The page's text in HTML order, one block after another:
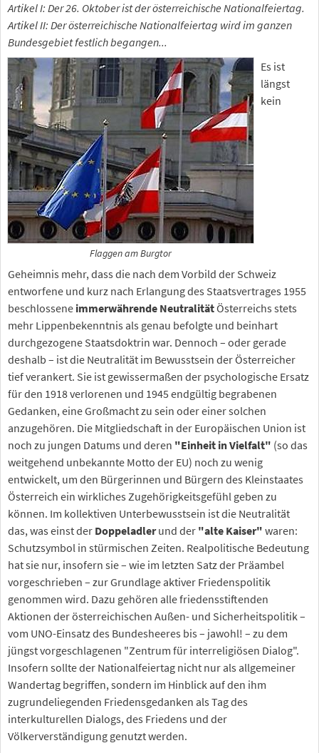
Artikel I: Der 26. Oktober ist der österreichische Nationalfeiertag.
Artikel II: Der österreichische Nationalfeiertag wird im ganzen
Bundesgebiet festlich begangen...
Flaggen am Burgtor
Es ist
längst
kein
Geheimnis mehr, dass die nach dem Vorbild der Schweiz
entworfene und kurz nach Erlangung des Staatsvertrages 1955
beschlossene immerwährende NeutralitätÖsterreichs stets
mehr Lippenbekenntnis als genau befolgte und beinhart
durchgezogene Staatsdoktrin war. Dennoch – oder gerade
deshalb – ist die Neutralität im Bewusstsein der Österreicher
tief verankert. Sie ist gewissermaßen der psychologische Ersatz
für den 1918 verlorenen und 1945 endgültig begrabenen
Gedanken, eine Großmacht zu sein oder einer solchen
anzugehören. Die Mitgliedschaft in der Europäischen Union ist
noch zu jungen Datums und deren "Einheit in Vielfalt" (so das
weitgehend unbekannte Motto der EU) noch zu wenig
entwickelt, um den Bürgerinnen und Bürgern des Kleinstaates
Österreich ein wirkliches Zugehörigkeitsgefühl geben zu
können. Im kollektiven Unterbewusstsein ist die Neutralität
das, was einst der Doppeladlerund der "alte Kaiser" waren:
Schutzsymbol in stürmischen Zeiten. Realpolitische Bedeutung
hat sie nur, insofern sie – wie im letzten Satz der Präambel
vorgeschrieben – zur Grundlage aktiver Friedenspolitik
genommen wird. Dazu gehören alle friedensstiftenden
Aktionen der österreichischen Außen- und Sicherheitspolitik –
vom UNO-Einsatz des Bundesheeres bis – jawohl! – zu dem
jüngst vorgeschlagenen "Zentrum für interreligiösen Dialog".
Insofern sollte der Nationalfeiertag nicht nur als allgemeiner
Wandertag begriffen, sondern im Hinblick auf den ihm
zugrundeliegenden Friedensgedanken als Tag des
interkulturellen Dialogs, des Friedens und der
Völkerverständigung genutzt werden.